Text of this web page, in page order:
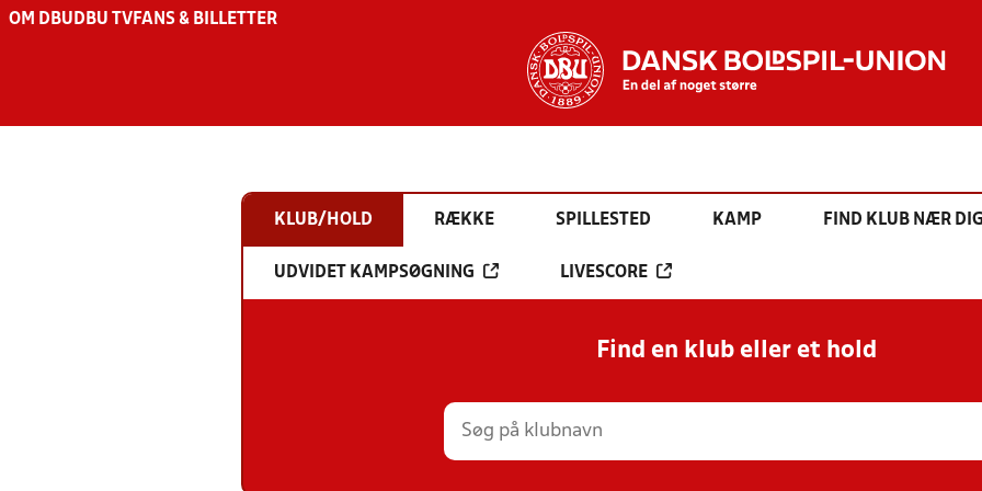
OM DBU DBU TV FANS & BILLETTER
KLUB/HOLD RÆKKE SPILLESTED KAMP FIND KLUB NÆR
UDVIDET KAMPSØGNING LIVESCORE
Find en klub eller et hold